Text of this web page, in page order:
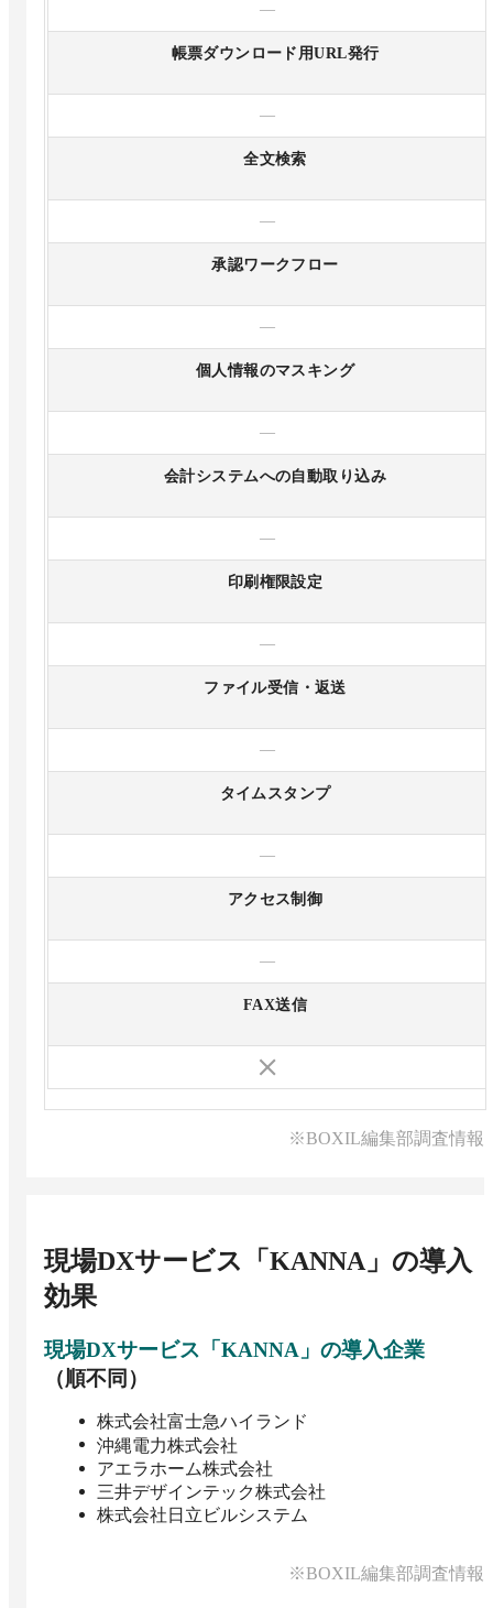
—
帳票ダウンロード用URL発行
—
全文検索
—
承認ワークフロー
—
個人情報のマスキング
—
会計システムへの自動取り込み
—
印刷権限設定
—
ファイル受信・返送
—
タイムスタンプ
—
アクセス制御
—
FAX送信
※BOXIL編集部調査情報
現場DXサービス「KANNA」 の導入
効果
現場DXサービス「KANNA」 の導入企業
（順不同）
株式会社富士急ハイランド
沖縄電力株式会社
アエラホーム株式会社
三井デザインテック株式会社
株式会社日立ビルシステム
※BOXIL編集部調査情報